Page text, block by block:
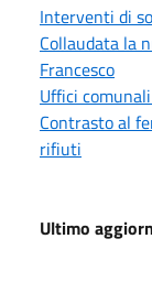
Interventi di
Collaudata la
Francesco
Uffici
Contrasto al
rifiuti
Ultimo